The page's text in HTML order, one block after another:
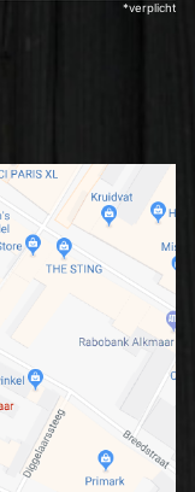
*verplicht